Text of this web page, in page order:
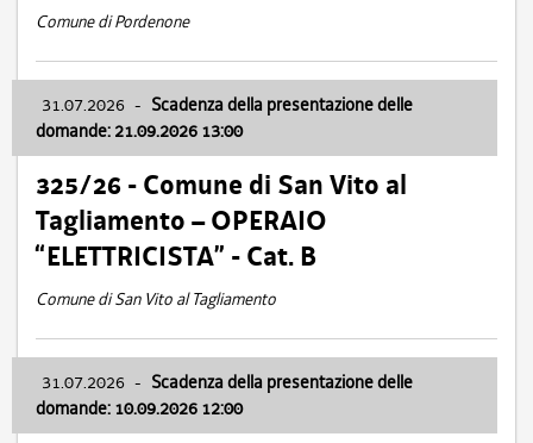
Comune di Pordenone
31.07.2026 - Scadenza della presentazione delle
domande: 21.09.2026 13:00
325/26 - Comune di San Vito al
Tagliamento – OPERAIO
“ELETTRICISTA” - Cat. B
Comune di San Vito al Tagliamento
31.07.2026 - Scadenza della presentazione delle
domande: 10.09.2026 12:00